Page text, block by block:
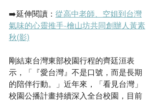
➡️延伸閱讀： 從高中老師、空姐到台灣
氣味的心靈推手-檜山坊共同創辦人黃素
秋(影)
剛結束台灣東部校園行程的齊廷洹表
示，「『愛台灣』不是口號，而是長期
的陪伴行動。」近年來，「看見台灣」
校園公播計畫持續深入全台校園，目前